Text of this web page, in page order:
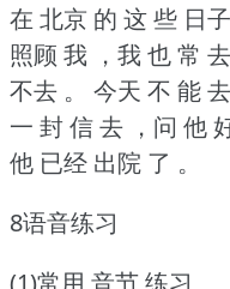
在 北京 的 这 些 日
照顾 我 ，我 也 常
不去 。
今天 不 能
一 封 信 去 ，问 他
他 已经 出院 了 。
8语音练习
(1)常用 音节 练习